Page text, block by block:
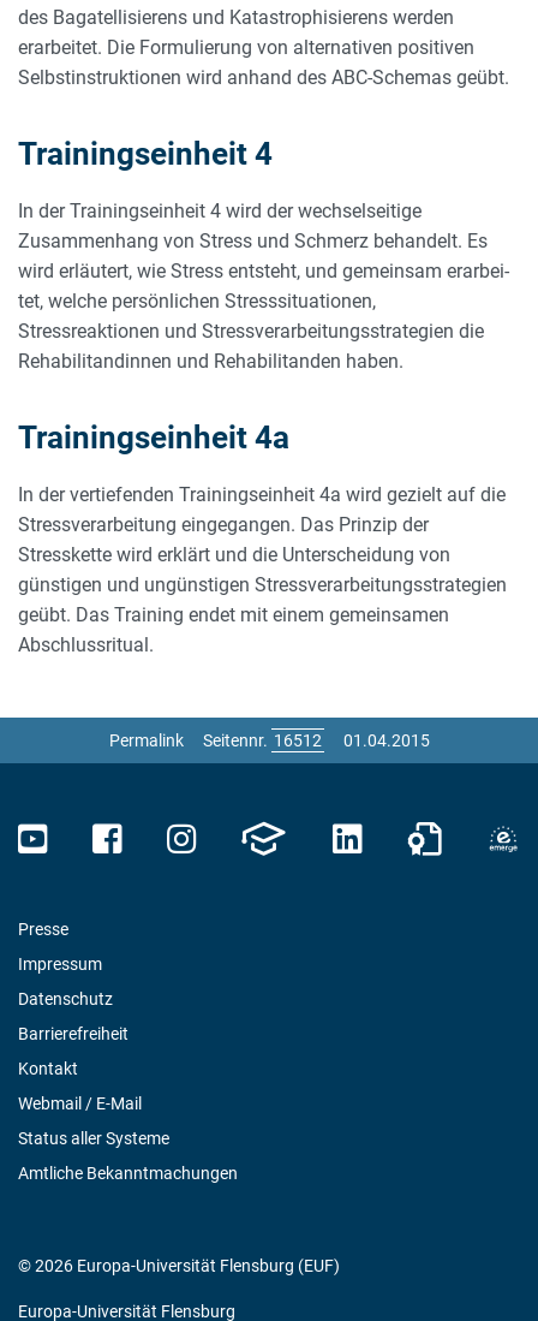
des Bagatellisierens und Katastrophisierens werden
erarbeitet. Die Formulierung von alternativen positiven
Selbstinstruktionen wird anhand des ABC-Schemas geübt.
Trainingseinheit 4
In der Trainingseinheit 4 wird der wechselseitige
Zusammen­hang von Stress und Schmerz behandelt. Es
wird erläutert, wie Stress entsteht, und gemeinsam erarbei­
tet, welche persönlichen Stresssituationen,
Stressreaktionen und Stressverarbeitungsstrategien die
Rehabilitandinnen und Rehabilitanden haben.
Trainingseinheit 4a
In der vertiefenden Trainingseinheit 4a wird gezielt auf die
Stress­verarbeitung eingegangen. Das Prinzip der
Stresskette wird erklärt und die Unterscheidung von
günstigen und ungünstigen Stressverarbeitungsstrategien
geübt. Das Training endet mit einem gemeinsamen
Abschlussritual.
Permalink Seitennr. 01.04.2015
Presse
Impressum
Datenschutz
Barrierefreiheit
Kontakt
Webmail / E-Mail
Status aller Systeme
Amtliche Bekanntmachungen
© 2026 Europa-Universität Flensburg (EUF)
Europa-Universität Flensburg